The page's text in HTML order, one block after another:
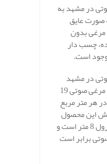
در مشهد به
صورت عایق
مرغی بدون
چسب دار
است.
در مشهد
الاستومری شانه تخم مرغی صوتی 19
هر متر مربع
فروش این محصول
به صورت رولی و هر رول 8 متر است و
برابر است